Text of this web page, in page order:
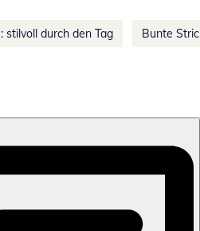
durch den Tag Bunte